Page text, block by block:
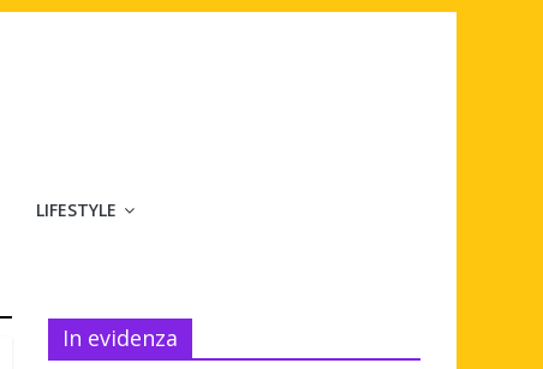
LIFESTYLE
In evidenza